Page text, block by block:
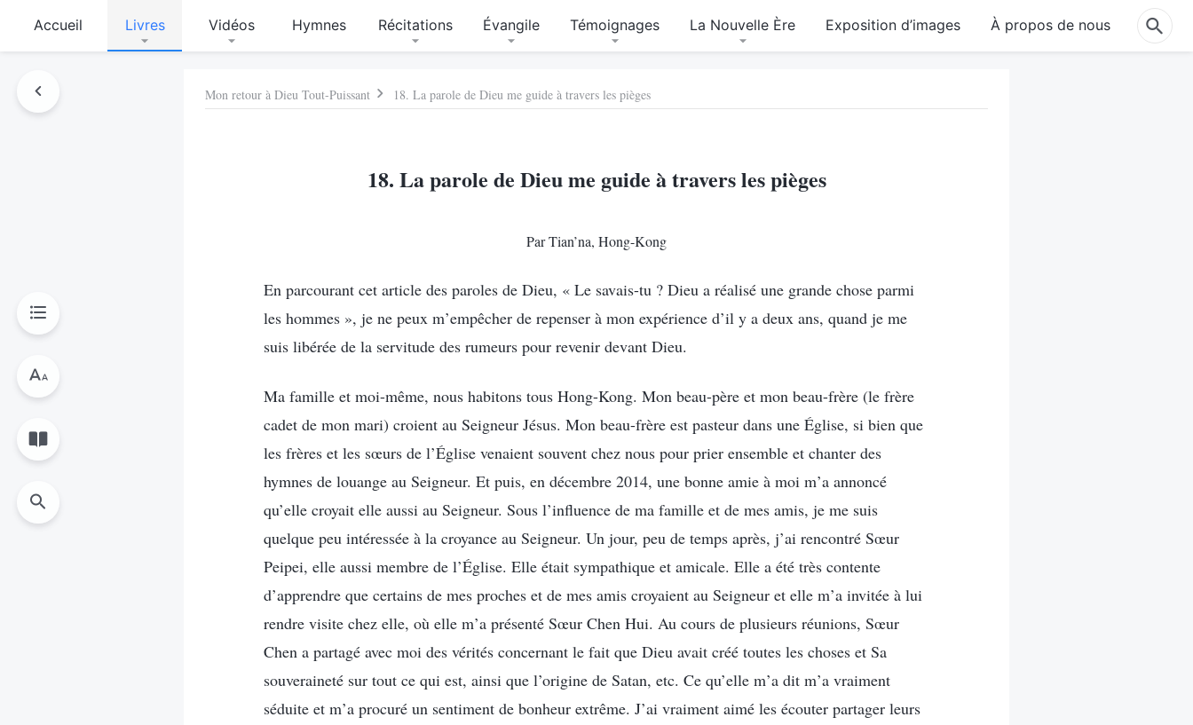
Accueil Livres Vidéos Hymnes Récitations Évangile Témoignages La Nouvelle Ère Exposition d’images À propos de nous
Mon retour à Dieu Tout-Puissant 18. La parole de Dieu me guide à travers les pièges
18. La parole de Dieu me guide à travers les pièges
Par Tian’na, Hong-Kong
En parcourant cet article des paroles de Dieu, « Le savais-tu ? Dieu a réalisé une grande chose parmi
les hommes », je ne peux m’empêcher de repenser à mon expérience d’il y a deux ans, quand je me
suis libérée de la servitude des rumeurs pour revenir devant Dieu.
Ma famille et moi-même, nous habitons tous Hong-Kong. Mon beau-père et mon beau-frère (le frère
cadet de mon mari) croient au Seigneur Jésus. Mon beau-frère est pasteur dans une Église, si bien que
les frères et les sœurs de l’Église venaient souvent chez nous pour prier ensemble et chanter des
hymnes de louange au Seigneur. Et puis, en décembre 2014, une bonne amie à moi m’a annoncé
qu’elle croyait elle aussi au Seigneur. Sous l’influence de ma famille et de mes amis, je me suis
quelque peu intéressée à la croyance au Seigneur. Un jour, peu de temps après, j’ai rencontré Sœur
Peipei, elle aussi membre de l’Église. Elle était sympathique et amicale. Elle a été très contente
d’apprendre que certains de mes proches et de mes amis croyaient au Seigneur et elle m’a invitée à lui
rendre visite chez elle, où elle m’a présenté Sœur Chen Hui. Au cours de plusieurs réunions, Sœur
Chen a partagé avec moi des vérités concernant le fait que Dieu avait créé toutes les choses et Sa
souveraineté sur tout ce qui est, ainsi que l’origine de Satan, etc. Ce qu’elle m’a dit m’a vraiment
séduite et m’a procuré un sentiment de bonheur extrême. J’ai vraiment aimé les écouter partager leurs